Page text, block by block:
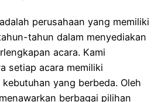
perusahaan yang memiliki
tahun dalam menyediakan
acara. Kami
setiap acara memiliki
yang berbeda. Oleh
berbagai pilihan